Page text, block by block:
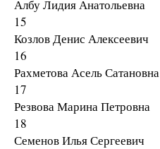
Албу Лидия Анатольевна
15
Козлов Денис Алексеевич
16
Рахметова Асель Сатановна
17
Резвова Марина Петровна
18
Семенов Илья Сергеевич